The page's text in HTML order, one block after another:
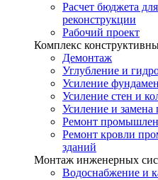
Расчет бюджета
реконструкции
Рабочий проект
Комплекс
Демонтаж
Углубление и
Усиление
Усиление стен и
Усиление и замена
Ремонт
Ремонт кровли
зданий
Монтаж инженерных
Водоснабжение и